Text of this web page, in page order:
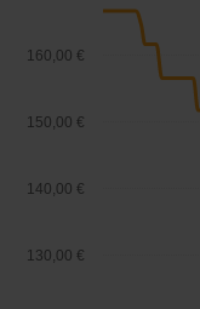
130,00 €
140,00 €
150,00 €
160,00 €